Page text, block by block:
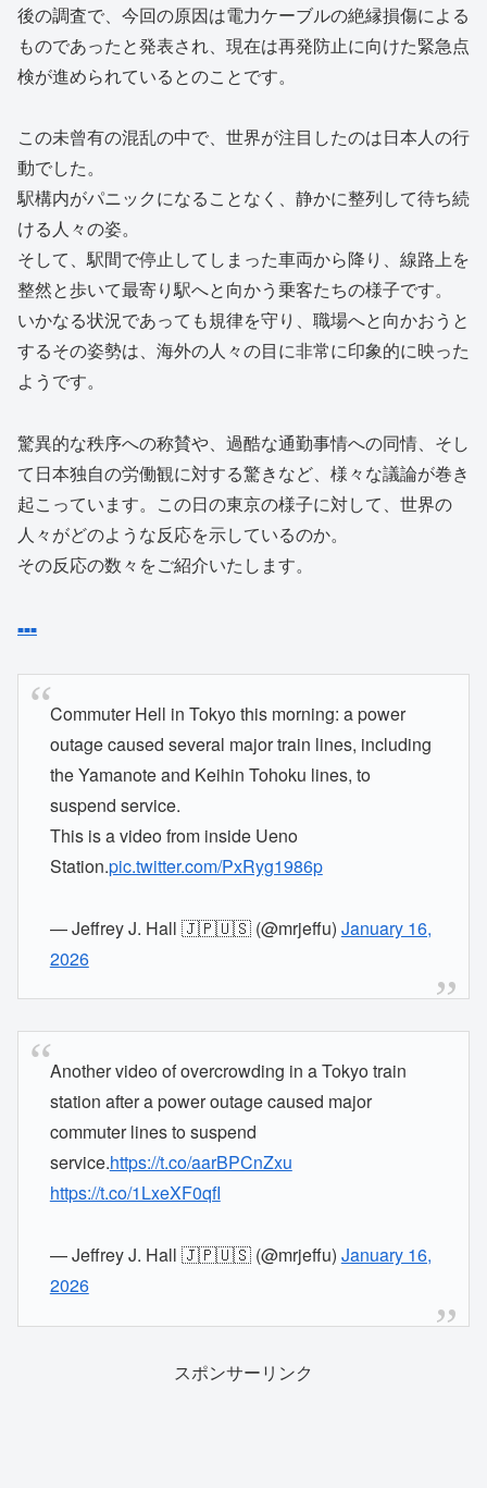
後の調査で、今回の原因は電力ケーブルの絶縁損傷による
ものであったと発表され、現在は再発防止に向けた緊急点
検が進められているとのことです。
この未曾有の混乱の中で、世界が注目したのは日本人の行
動でした。
駅構内がパニックになることなく、静かに整列して待ち続
ける人々の姿。
そして、駅間で停止してしまった車両から降り、線路上を
整然と歩いて最寄り駅へと向かう乗客たちの様子です。
いかなる状況であっても規律を守り、職場へと向かおうと
するその姿勢は、海外の人々の目に非常に印象的に映った
ようです。
驚異的な秩序への称賛や、過酷な通勤事情への同情、そし
て日本独自の労働観に対する驚きなど、様々な議論が巻き
起こっています。この日の東京の様子に対して、世界の
人々がどのような反応を示しているのか。
その反応の数々をご紹介いたします。
■■■
Commuter Hell in Tokyo this morning: a power
outage caused several major train lines, including
the Yamanote and Keihin Tohoku lines, to
suspend service.
This is a video from inside Ueno
Station.pic.twitter.com/PxRyg1986p
— Jeffrey J. Hall 🇯🇵🇺🇸 (@mrjeffu) January 16,
2026
Another video of overcrowding in a Tokyo train
station after a power outage caused major
commuter lines to suspend
service.https://t.co/aarBPCnZxu
https://t.co/1LxeXF0qfI
— Jeffrey J. Hall 🇯🇵🇺🇸 (@mrjeffu) January 16,
2026
スポンサーリンク